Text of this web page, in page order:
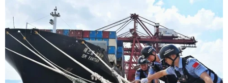
ASEAN Cup 2026: Indonesia tổn thất
lực lượng trước trận quyết đấu tuyển
Việt Nam
03/08/2026 07:21